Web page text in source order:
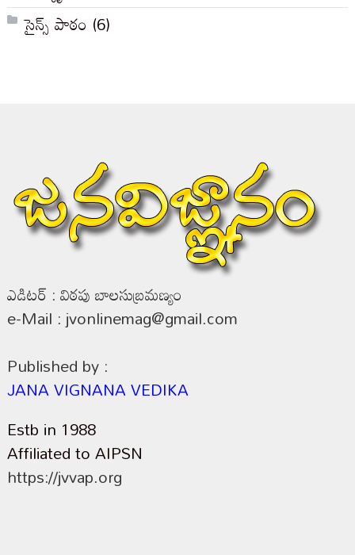
సైన్స్ పాఠం (6)
ఎడిటర్ : విఠపు బాలసుబ్రమణ్యం
e-Mail : jvonlinemag@gmail.com
Published by :
JANA VIGNANA VEDIKA
Estb in 1988
Affiliated to AIPSN
https://jvvap.org